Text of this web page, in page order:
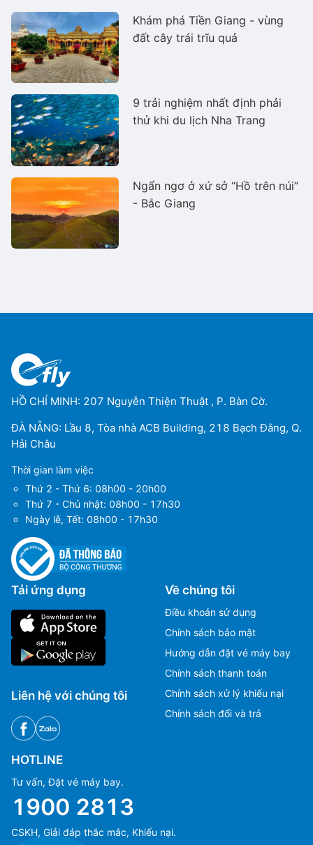
Khám phá Tiền Giang - vùng
đất cây trái trĩu quả
9 trải nghiệm nhất định phải
thử khi du lịch Nha Trang
Ngẩn ngơ ở xứ sở “Hồ trên núi”
- Bắc Giang
HỒ CHÍ MINH: 207 Nguyễn Thiện Thuật , P. Bàn Cờ.
ĐÀ NẴNG: Lầu 8, Tòa nhà ACB Building, 218 Bạch Đằng, Q.
Hải Châu
Thời gian làm việc
Thứ 2 - Thứ 6: 08h00 - 20h00
Thứ 7 - Chủ nhật: 08h00 - 17h30
Ngày lễ, Tết: 08h00 - 17h30
Tải ứng dụng
Liên hệ với chúng tôi
Về chúng tôi
Điều khoản sử dụng
Chính sách bảo mật
Hướng dẫn đặt vé máy bay
Chính sách thanh toán
Chính sách xử lý khiếu nại
Chính sách đổi và trả
HOTLINE
Tư vấn, Đặt vé máy bay.
1900 2813
CSKH, Giải đáp thắc mắc, Khiếu nại.